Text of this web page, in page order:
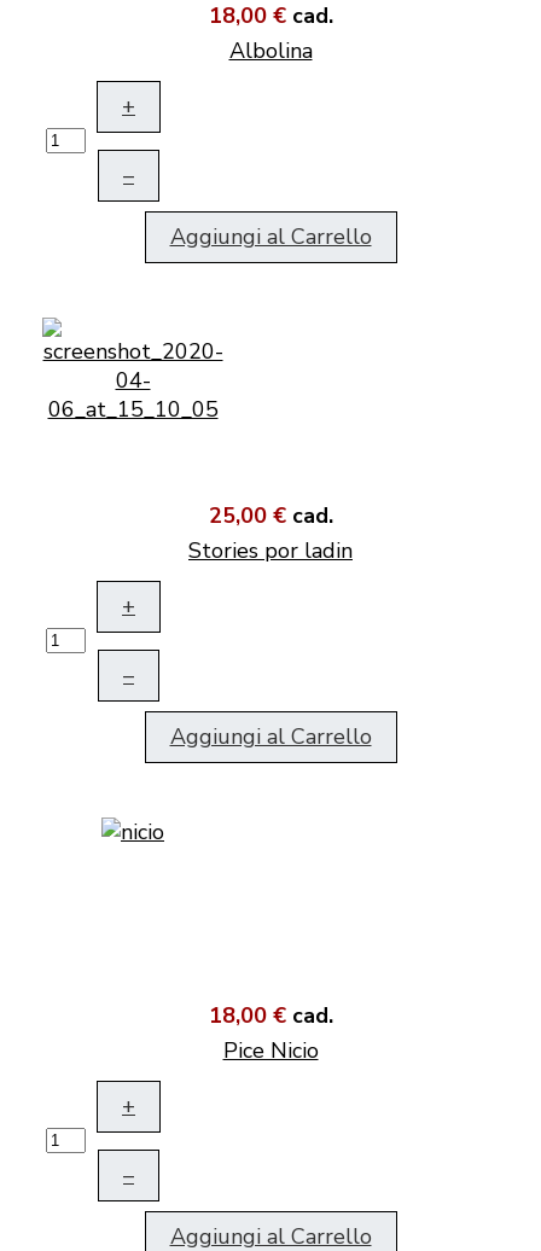
18,00 € cad.
Albolina
+
–
Aggiungi al Carrello
25,00 € cad.
Stories por ladin
+
–
Aggiungi al Carrello
18,00 € cad.
Pice Nicio
+
–
Aggiungi al Carrello